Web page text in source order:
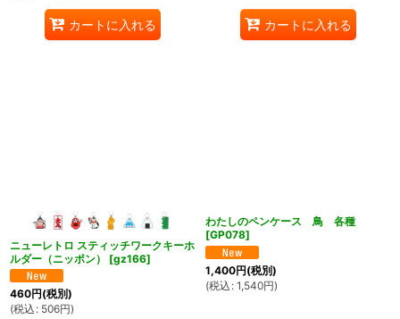
カートに入れる カートに入れる
ニューレトロ スティッチワークキーホ
ルダー（ニッポン）
[gz166]
460円(税別)
(税込 : 506円)
わたしのペンケース 鳥 各種
[GP078]
1,400円(税別)
(税込 : 1,540円)